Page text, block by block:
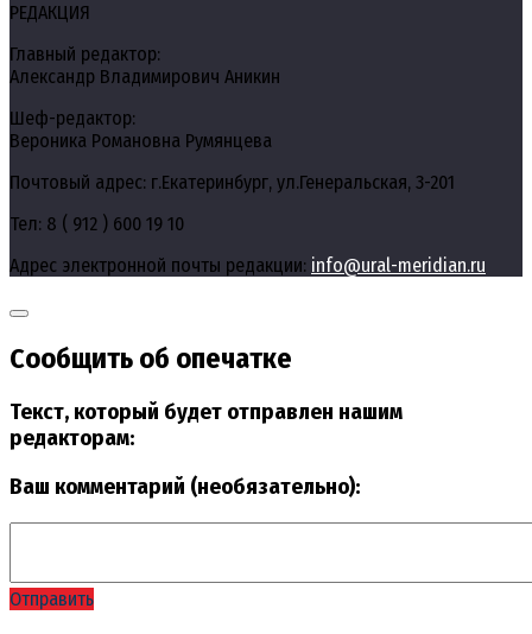
РЕДАКЦИЯ
Главный редактор:
Александр Владимирович Аникин
Шеф-редактор:
Вероника Романовна Румянцева
Почтовый адрес: г.Екатеринбург, ул.Генеральская, 3-201
Тел: 8 ( 912 ) 600 19 10
Адрес электронной почты редакции: info@ural-meridian.ru
Сообщить об опечатке
Текст, который будет отправлен нашим
редакторам:
Ваш комментарий (необязательно):
Отправить